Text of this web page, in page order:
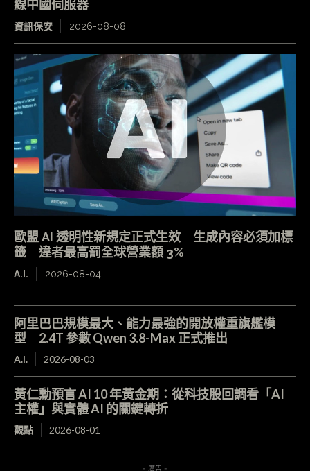
線中國伺服器
資訊保安 2026-08-08
歐盟 AI 透明性新規定正式生效 生成內容必須加標
籤 違者最高罰全球營業額 3%
A.I. 2026-08-04
阿里巴巴規模最大、能力最強的開放權重旗艦模
型 2.4T 參數 Qwen 3.8-Max 正式推出
A.I. 2026-08-03
黃仁勳預言 AI 10 年黃金期：從科技股回調看「AI
主權」與實體 AI 的關鍵轉折
觀點 2026-08-01
- 廣告 -